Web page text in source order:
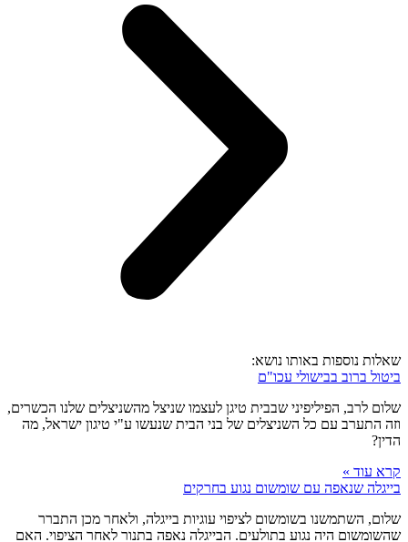
שאלות נוספות באותו נושא:
ביטול ברוב בבישולי עכו"ם
שלום לרב, הפיליפיני שבבית טיגן לעצמו שניצל מהשניצלים שלנו הכשרים,
וזה התערב עם כל השניצלים של בני הבית שנעשו ע"י טיגון ישראל, מה
הדין?
קרא עוד »
בייגלה שנאפה עם שומשום נגוע בחרקים
שלום, השתמשנו בשומשום לציפוי עוגיות בייגלה, ולאחר מכן התברר
שהשומשום היה נגוע בתולעים. הבייגלה נאפה בתנור לאחר הציפוי. האם